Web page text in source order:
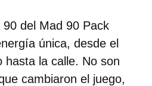
90 del Mad 90 Pack
única, desde el
hasta la calle. No son
cambiaron el juego,